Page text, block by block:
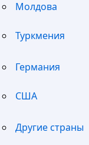
Молдова
Туркмения
Германия
США
Другие страны